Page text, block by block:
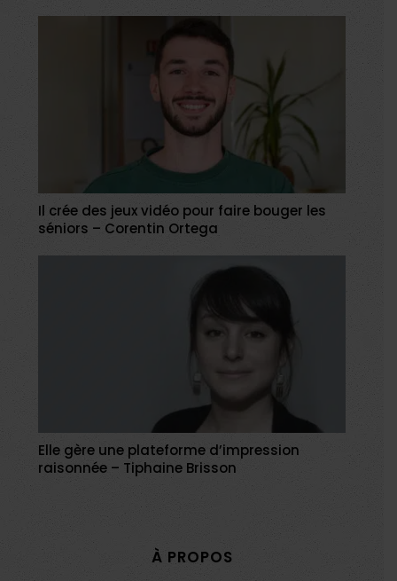
Il crée des jeux vidéo pour faire bouger les
séniors – Corentin Ortega
Elle gère une plateforme d’impression
raisonnée – Tiphaine Brisson
À PROPOS